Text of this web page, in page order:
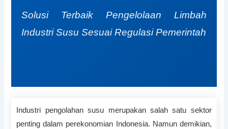
Solusi Terbaik Pengelolaan Limbah
Industri Susu Sesuai Regulasi Pemerintah
Industri pengolahan susu merupakan salah satu sektor
penting dalam perekonomian Indonesia. Namun demikian,